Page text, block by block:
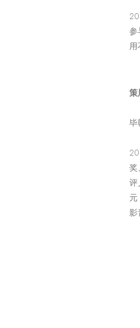
参
用
策
毕
奖
评
影